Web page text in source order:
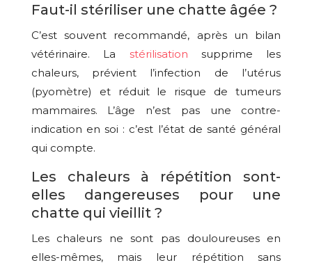
Faut-il stériliser une chatte âgée ?
C’est souvent recommandé, après un bilan
vétérinaire. La stérilisation supprime les
chaleurs, prévient l’infection de l’utérus
(pyomètre) et réduit le risque de tumeurs
mammaires. L’âge n’est pas une contre-
indication en soi : c’est l’état de santé général
qui compte.
Les chaleurs à répétition sont-
elles dangereuses pour une
chatte qui vieillit ?
Les chaleurs ne sont pas douloureuses en
elles-mêmes, mais leur répétition sans